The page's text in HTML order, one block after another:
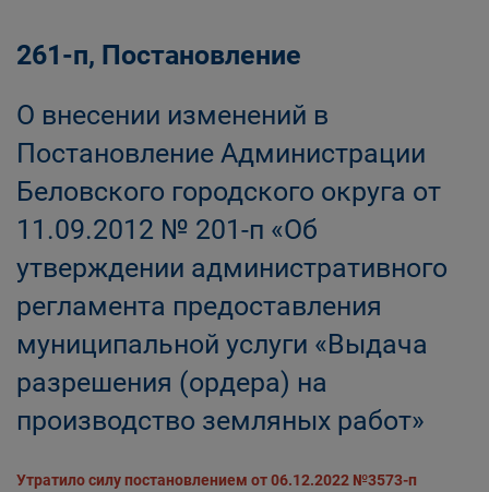
261-п, Постановление
О внесении изменений в
Постановление Администрации
Беловского городского округа от
11.09.2012 № 201-п «Об
утверждении административного
регламента предоставления
муниципальной услуги «Выдача
разрешения (ордера) на
производство земляных работ»
Утратило силу постановлением от 06.12.2022 №3573-п